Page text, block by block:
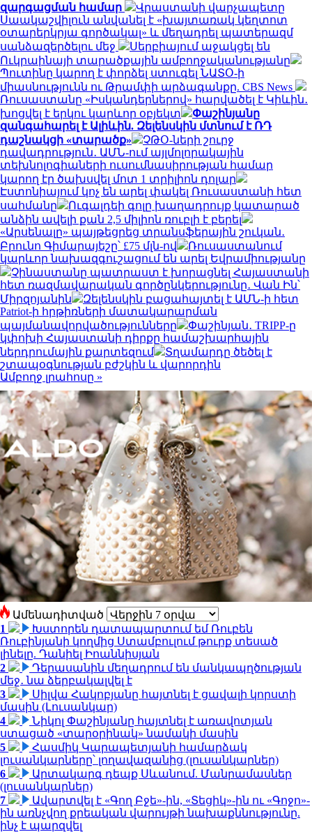
զարգացման համար
Վրաստանի վարչապետը
Սաակաշվիլուն անվանել է «խայտառակ կեղտոտ
օտարերկրյա գործակալ» և մեղադրել պատերազմ
սանձազերծելու մեջ
Սերբիայում աջակցել են
Ուկրաինայի տարածքային ամբողջականությանը
Պուտինը կարող է փորձել ստուգել ՆԱՏՕ-ի
միասնությունն ու Թրամփի արձագանքը. CBS News
Ռուսաստանը «Իսկանդերներով» հարվածել է Կիևին․
խոցվել է երկու կարևոր օբյեկտ
Փաշինյանը
զանգահարել է Ալիևին. Զելենսկին մտնում է ՌԴ
դաշնակցի «տարածք»
ՉԹՕ-ների շուրջ
դավադրություն․ ԱՄՆ-ում այլմոլորակային
տեխնոլոգիաների ուսումնասիրության համար
կարող էր ծախսվել մոտ 1 տրիլիոն դոլար
Էստոնիայում կոչ են արել փակել Ռուսաստանի հետ
սահմանը
Ուգալդեի գոլը խաղադրույք կատարած
անձին ավելի քան 2,5 միլիոն ռուբլի է բերել
«Արսենալը» պայթեցրեց տրանսֆերային շուկան․
Բրունո Գիմարայեշը՝ £75 մլն-ով
Ռուսաստանում
կարևոր նախազգուշացում են արել Եվրամիությանը
Չինաստանը պատրաստ է խորացնել Հայաստանի
հետ ռազմավարական գործընկերությունը․ Վան Ին՝
Միրզոյանին
Զելենսկին բացահայտել է ԱՄՆ-ի հետ
Patriot-ի հրթիռների մատակարարման
պայմանավորվածությունները
Փաշինյան․ TRIPP-ը
կփոխի Հայաստանի դիրքը համաշխարհային
ներդրումային քարտեզում
Տղամարդը ծեծել է
շտապօգնության բժշկին և վարորդին
Ամբողջ լրահոսը »
Ամենադիտված
1
Խստորեն դատապարտում եմ Ռուբեն
Ռուբինյանի կողմից Ստամբուլում թուրք տեսած
լինելը. Դանիել Իոաննիսյան
2
Դերասանին մեղադրում են մանկապղծության
մեջ․ նա ձերբակալվել է
3
Սիլվա Հակոբյանը հայտնել է ցավալի կորստի
մասին (Լուսանկար)
4
Նիկոլ Փաշինյանը հայտնել է առավոտյան
ստացած «տարօրինակ» նամակի մասին
5
Հասմիկ Կարապետյանի համարձակ
լուսանկարները՝ լողավազանից (լուսանկարներ)
6
Արտակարգ դեպք Սևանում. Մանրամասներ
(լուսանկարներ)
7
Ավարտվել է «Գող Բջե»-ին, «Տեցիկ»-ին ու «Գոջո»-
ին առնչվող քրեական վարույթի նախաքննությունը.
ինչ է պարզվել